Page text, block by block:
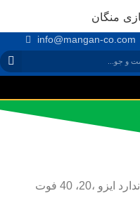
info@mangan-co.com